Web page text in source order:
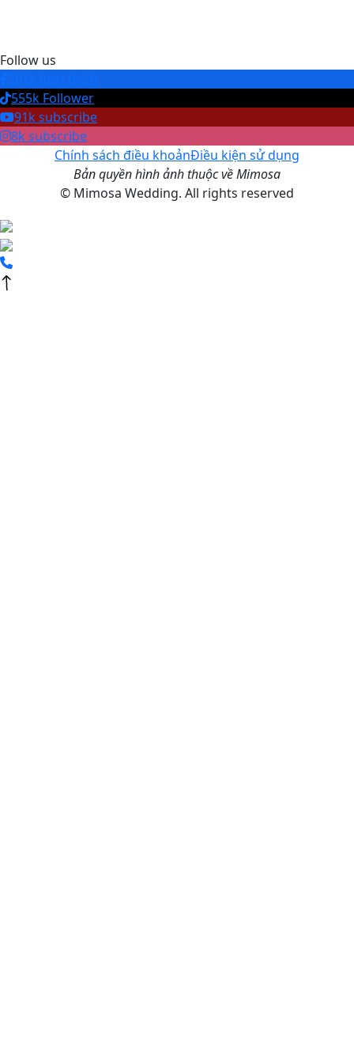
Follow us
555k Follower
91k subscribe
8k subscribe
Chính sách điều khoảnĐiều kiện sử dụng
Bản quyền hình ảnh thuộc về Mimosa
© Mimosa Wedding. All rights reserved